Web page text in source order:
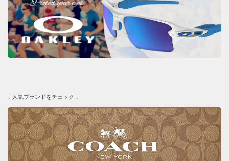
↓ 人気ブランドをチェック ↓